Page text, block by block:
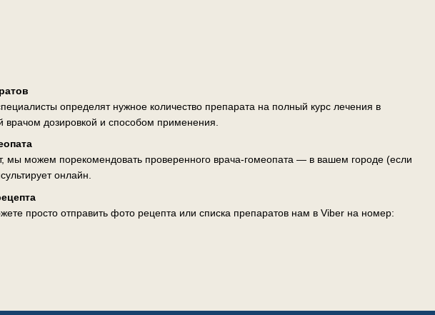
определят нужное количество препарата на полный курс лечения в
врачом дозировкой и способом применения.
мы можем порекомендовать проверенного врача-гомеопата — в вашем городе (если
онлайн.
просто отправить фото рецепта или списка препаратов нам в Viber на номер: